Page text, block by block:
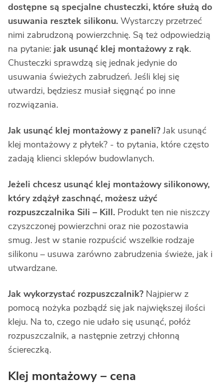
dostępne są specjalne chusteczki, które służą do
usuwania resztek silikonu. Wystarczy przetrzeć
nimi zabrudzoną powierzchnię. Są też odpowiedzią
na pytanie: jak usunąć klej montażowy z rąk.
Chusteczki sprawdzą się jednak jedynie do
usuwania świeżych zabrudzeń. Jeśli klej się
utwardzi, będziesz musiał sięgnąć po inne
rozwiązania.
Jak usunąć klej montażowy z paneli? Jak usunąć
klej montażowy z płytek? - to pytania, które często
zadają klienci sklepów budowlanych.
Jeżeli chcesz usunąć klej montażowy silikonowy,
który zdążył zaschnąć, możesz użyć
rozpuszczalnika Sili – Kill. Produkt ten nie niszczy
czyszczonej powierzchni oraz nie pozostawia
smug. Jest w stanie rozpuścić wszelkie rodzaje
silikonu – usuwa zarówno zabrudzenia świeże, jak i
utwardzane.
Jak wykorzystać rozpuszczalnik? Najpierw z
pomocą nożyka pozbądź się jak największej ilości
kleju. Na to, czego nie udało się usunąć, połóż
rozpuszczalnik, a następnie zetrzyj chłonną
ściereczką.
Klej montażowy – cena